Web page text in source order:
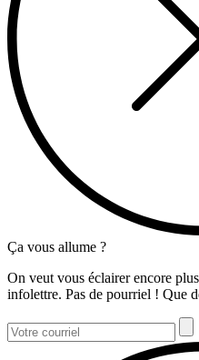
Ça vous allume ?
On veut vous éclairer encore
infolettre. Pas de pourriel ! Que